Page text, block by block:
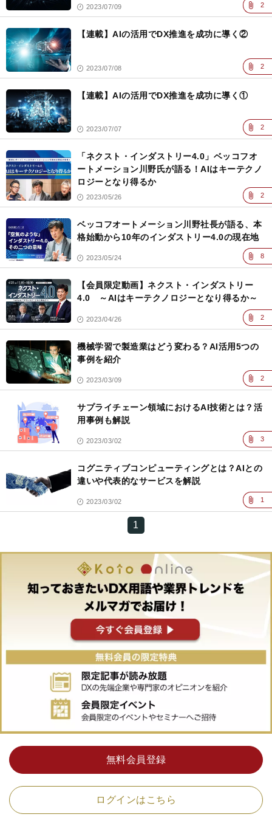
2023/07/09 2
【連載】AIの活用でDX推進を成功に導く②
2023/07/08 2
【連載】AIの活用でDX推進を成功に導く①
2023/07/07 2
「ネクスト・インダストリー4.0」ベッコフオ
ートメーション川野氏が語る！AIはキーテクノ
ロジーとなり得るか
2023/05/26 2
ベッコフオートメーション川野社長が語る、本
格始動から10年のインダストリー4.0の現在地
2023/05/24 8
【会員限定動画】ネクスト・インダストリー
4.0 ～AIはキーテクノロジーとなり得るか～
2023/04/26 2
機械学習で製造業はどう変わる？AI活用5つの
事例を紹介
2023/03/09 2
サプライチェーン領域におけるAI技術とは？活
用事例も解説
2023/03/02 3
コグニティブコンピューティングとは？AIとの
違いや代表的なサービスを解説
2023/03/02 1
1
無料会員登録
ログインはこちら